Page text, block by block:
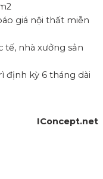
giá nội thất miễn
tế, nhà xưởng sản
định kỳ 6 tháng dài
IConcept.net